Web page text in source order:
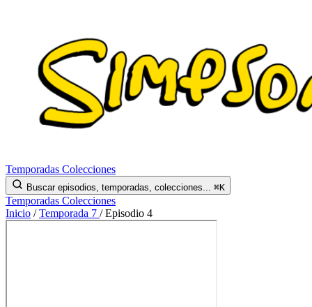
Temporadas Colecciones
Buscar episodios, temporadas, colecciones... ⌘K
Temporadas Colecciones
Inicio / Temporada 7 / Episodio 4